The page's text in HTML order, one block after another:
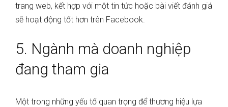
trang web, kết hợp với một tin tức hoặc bài viết đánh giá
sẽ hoạt động tốt hơn trên Facebook.
5. Ngành mà doanh nghiệp
đang tham gia
Một trong những yếu tố quan trọng để thương hiệu lựa